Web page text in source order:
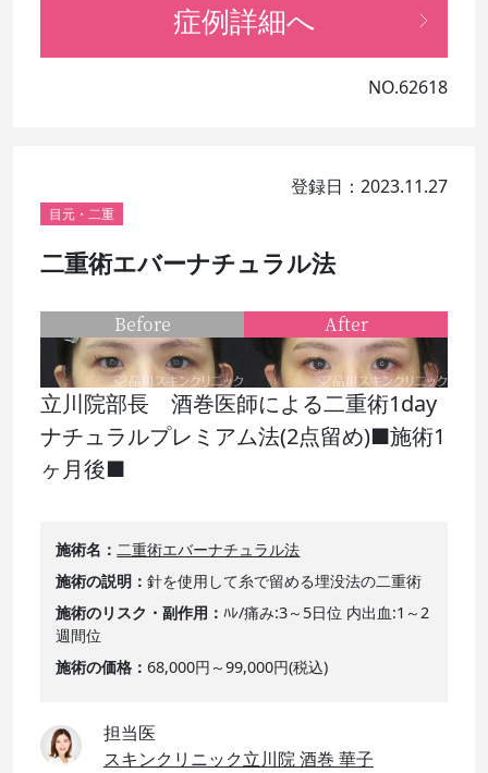
症例詳細へ
NO.62618
登録日：2023.11.27
目元・二重
二重術エバーナチュラル法
立川院部長 酒巻医師による二重術1day
ナチュラルプレミアム法(2点留め)■施術1
ヶ月後■
施術名
二重術エバーナチュラル法
施術の説明
針を使用して糸で留める埋没法の二重術
施術のリスク・副作用
ﾊﾚ/痛み:3～5日位 内出血:1～2
週間位
施術の価格
68,000円～99,000円(税込)
担当医
スキンクリニック立川院 酒巻 華子
Before After